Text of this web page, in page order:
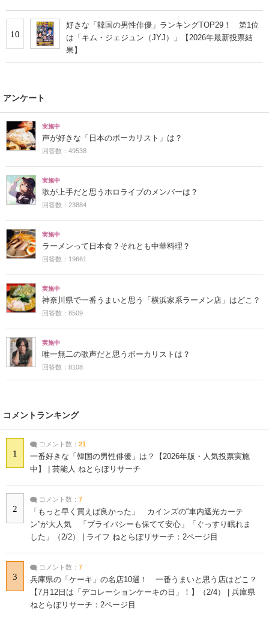
10
好きな「韓国の男性俳優」ランキングTOP29！ 第1位
は「キム・ジェジュン（JYJ）」【2026年最新投票結
果】
アンケート
実施中
声が好きな「日本のボーカリスト」は？
回答数：49538
実施中
歌が上手だと思うホロライブのメンバーは？
回答数：23884
実施中
ラーメンって日本食？それとも中華料理？
回答数：19661
実施中
神奈川県で一番うまいと思う「横浜家系ラーメン店」はどこ？
回答数：8509
実施中
唯一無二の歌声だと思うボーカリストは？
回答数：8108
コメントランキング
1
コメント数： 21
一番好きな「韓国の男性俳優」は？【2026年版・人気投票実施
中】 | 芸能人 ねとらぼリサーチ
2
コメント数： 7
「もっと早く買えば良かった」 カインズの“車内遮光カーテ
ン”が大人気 「プライバシーも保てて安心」「ぐっすり眠れま
した」（2/2） | ライフ ねとらぼリサーチ：2ページ目
3
コメント数： 7
兵庫県の「ケーキ」の名店10選！ 一番うまいと思う店はどこ？
【7月12日は「デコレーションケーキの日」！】（2/4） | 兵庫県
ねとらぼリサーチ：2ページ目